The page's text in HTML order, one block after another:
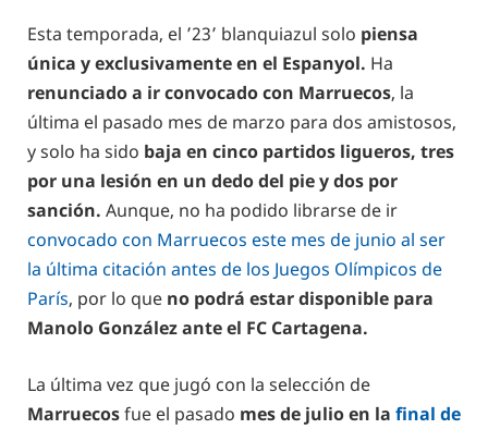
Esta temporada, el ’23’ blanquiazul solo piensa
única y exclusivamente en el Espanyol. Ha
renunciado a ir convocado con Marruecos, la
última el pasado mes de marzo para dos amistosos,
y solo ha sido baja en cinco partidos ligueros, tres
por una lesión en un dedo del pie y dos por
sanción. Aunque, no ha podido librarse de ir
convocado con Marruecos este mes de junio al ser
la última citación antes de los Juegos Olímpicos de
París, por lo que no podrá estar disponible para
Manolo González ante el FC Cartagena.
La última vez que jugó con la selección de
Marruecosfue el pasado mes de julio en la final de